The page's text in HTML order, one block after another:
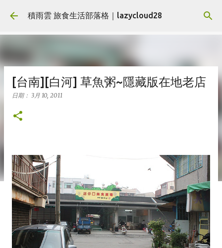
跳到主要內容
積雨雲 旅食生活部落格｜lazycloud28
[台南][白河] 草魚粥~隱藏版在地老店
日期： 3月 10, 2011